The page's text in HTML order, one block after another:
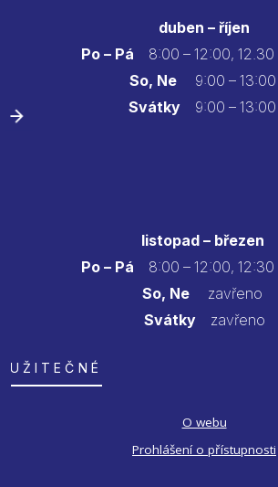
duben – říjen
Po – Pá
8:00 – 12:00, 12.30
So, Ne9:00 – 13:00
Svátky 9:00 – 13:00
listopad – březen
Po – Pá 8:00 – 12:00, 12:30
So, Ne zavřeno
Svátkyzavřeno
UŽITEČNÉ
O webu
Prohlášení o přístupnosti